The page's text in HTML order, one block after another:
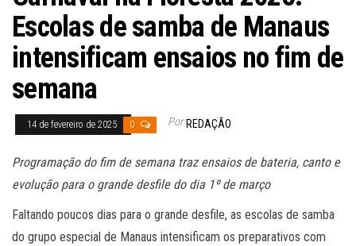
Escolas de samba de Manaus
intensificam ensaios no fim de
semana
14 de fevereiro de 2025 0 Por REDAÇÃO
Programação do fim de semana traz ensaios de bateria, canto e
evolução para o grande desfile do dia 1º de março
Faltando poucos dias para o grande desfile, as escolas de samba
do grupo especial de Manaus intensificam os preparativos com